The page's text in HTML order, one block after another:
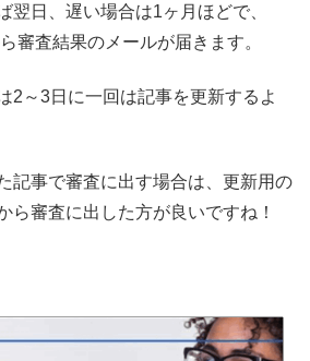
翌日、遅い場合は1ヶ月ほどで、
審査結果のメールが届きます。
2～3日に一回は記事を更新するよ
記事で審査に出す場合は、更新用の
ら審査に出した方が良いですね！